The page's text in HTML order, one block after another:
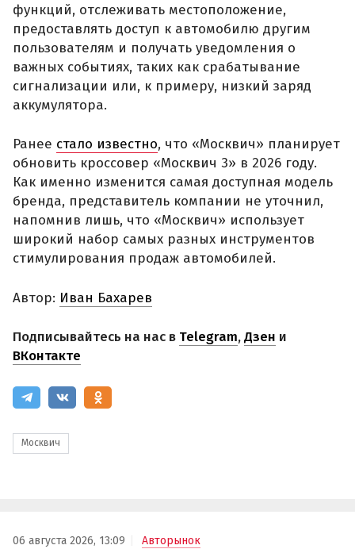
функций, отслеживать местоположение,
предоставлять доступ к автомобилю другим
пользователям и получать уведомления о
важных событиях, таких как срабатывание
сигнализации или, к примеру, низкий заряд
аккумулятора.
Ранее стало известно, что «Москвич» планирует
обновить кроссовер «Москвич 3» в 2026 году.
Как именно изменится самая доступная модель
бренда, представитель компании не уточнил,
напомнив лишь, что «Москвич» использует
широкий набор самых разных инструментов
стимулирования продаж автомобилей.
Автор: Иван Бахарев
Подписывайтесь на нас в Telegram,Дзен и
ВКонтакте
Москвич
06 августа 2026, 13:09 Авторынок